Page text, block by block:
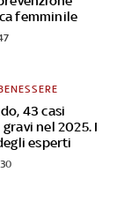
femminile
43 casi
nel 2025. I
esperti